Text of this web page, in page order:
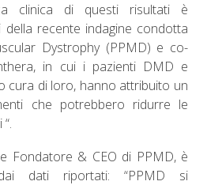
clinica di questi risultati è
recente indagine condotta
Dystrophy (PPMD) e co-
in cui i pazienti DMD e
cura di loro, hanno attribuito un
che potrebbero ridurre le
Fondatore & CEO di PPMD, è
dati riportati: “PPMD si